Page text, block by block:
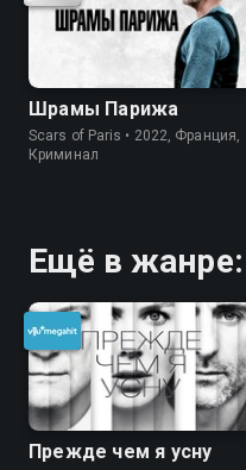
Шрамы Парижа
Scars of Paris • 2022, Франция,
Криминал
Ещё в
Прежде чем я усну